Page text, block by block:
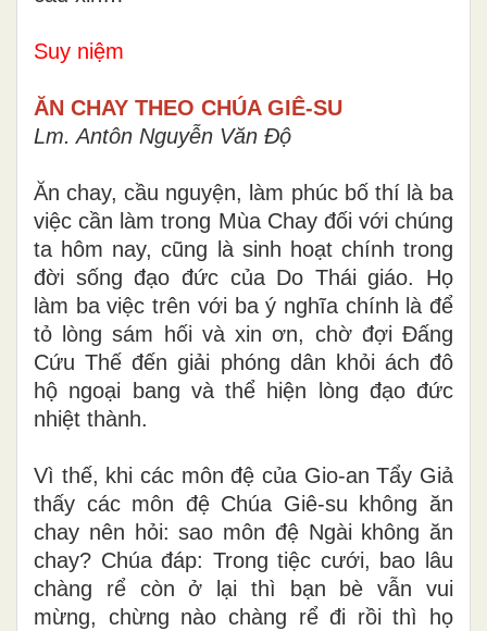
Suy niệm
ĂN CHAY THEO CHÚA GIÊ-SU
Lm. Antôn Nguyễn Văn Độ
Ăn chay, cầu nguyện, làm phúc bố thí là ba
việc cần làm trong Mùa Chay đối với chúng
ta hôm nay, cũng là sinh hoạt chính trong
đời sống đạo đức của Do Thái giáo. Họ
làm ba việc trên với ba ý nghĩa chính là để
tỏ lòng sám hối và xin ơn, chờ đợi Đấng
Cứu Thế đến giải phóng dân khỏi ách đô
hộ ngoại bang và thể hiện lòng đạo đức
nhiệt thành.
Vì thế, khi các môn đệ của Gio-an Tẩy Giả
thấy các môn đệ Chúa Giê-su không ăn
chay nên hỏi: sao môn đệ Ngài không ăn
chay? Chúa đáp: Trong tiệc cưới, bao lâu
chàng rể còn ở lại thì bạn bè vẫn vui
mừng, chừng nào chàng rể đi rồi thì họ